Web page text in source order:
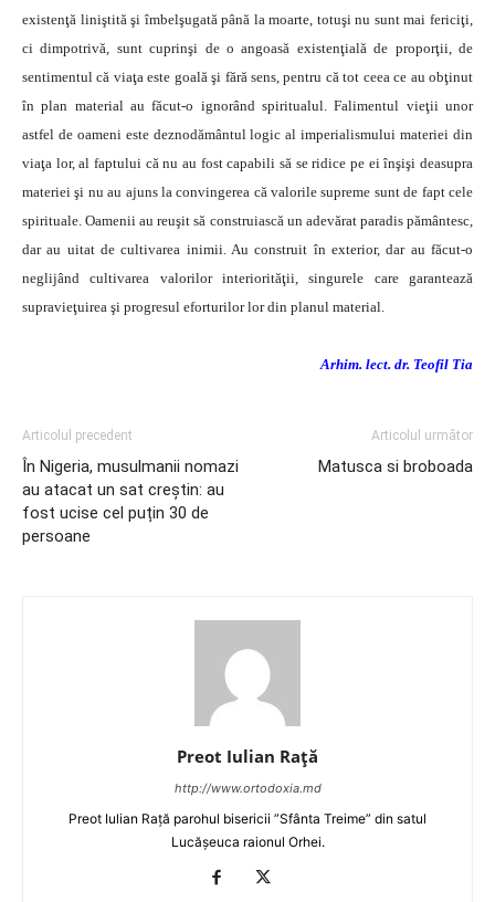
existenţă liniştită şi îmbelşugată până la moarte, totuşi nu sunt mai fericiţi,
ci dimpotrivă, sunt cuprinşi de o angoasă existenţială de proporţii, de
sentimentul că viaţa este goală şi fără sens, pentru că tot ceea ce au obţinut
în plan material au făcut-o ignorând spiritualul. Falimentul vieţii unor
astfel de oameni este deznodământul logic al imperialismului materiei din
viaţa lor, al faptului că nu au fost capabili să se ridice pe ei înşişi deasupra
materiei şi nu au ajuns la convingerea că valorile supreme sunt de fapt cele
spirituale. Oamenii au reuşit să construiască un adevărat paradis pământesc,
dar au uitat de cultivarea inimii. Au construit în exterior, dar au făcut-o
neglijând cultivarea valorilor interiorităţii, singurele care garantează
supravieţuirea şi progresul eforturilor lor din planul material.
Arhim. lect. dr. Teofil Tia
Articolul precedent
În Nigeria, musulmanii nomazi
au atacat un sat creștin: au
fost ucise cel puțin 30 de
persoane
Articolul următor
Matusca si broboada
Preot Iulian Raţă
http://www.ortodoxia.md
Preot Iulian Rață parohul bisericii ”Sfânta Treime” din satul
Lucășeuca raionul Orhei.